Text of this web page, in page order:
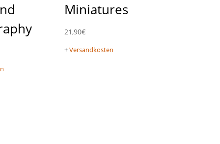
Miniatures
21,90€
+Versandkosten